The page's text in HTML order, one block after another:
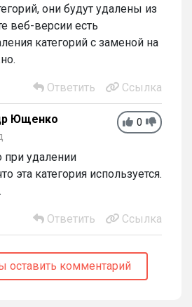
они будут удалены из
веб-версии есть
категорий с заменой на
Ответить Ссылка
0
Ющенко
удалении
эта категория используется.
Ответить Ссылка
оставить комментарий